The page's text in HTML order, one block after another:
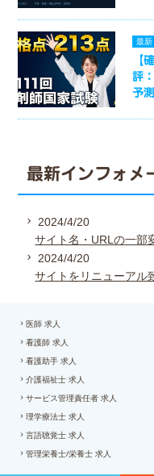
最新
【
評
予
最新インフォメ
2024/4/20
サイト名・URLの一部
2024/4/20
サイトをリニューアル
医師 求人
看護師 求人
看護助手 求人
介護福祉士 求人
サービス管理責任者 求人
理学療法士 求人
言語聴覚士 求人
管理栄養士/栄養士 求人